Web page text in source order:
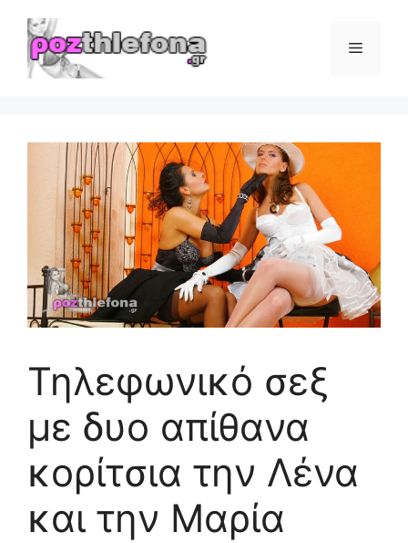
περιεχόμενο
Μενού
Τηλεφωνικό σεξ
με δυο απίθανα
κορίτσια την Λένα
και την Μαρία